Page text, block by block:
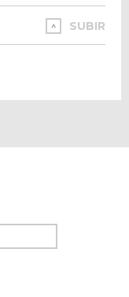
SUBIR
Please leave